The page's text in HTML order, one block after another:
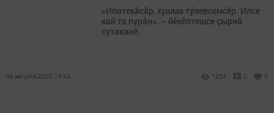
«Ипотекăсăр, хушма тӳлевсемсӗр. Илсе
кай та пурăн», – йӗкӗлтешсе çырнă
сутаканӗ.
06 августа 2020, 15:44 1254 0 0